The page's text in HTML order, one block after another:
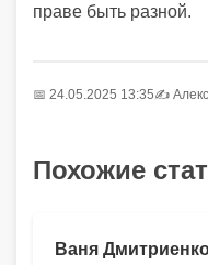
праве быть разной.
📅 24.05.2025 13:35✍️
Похожие
Ваня